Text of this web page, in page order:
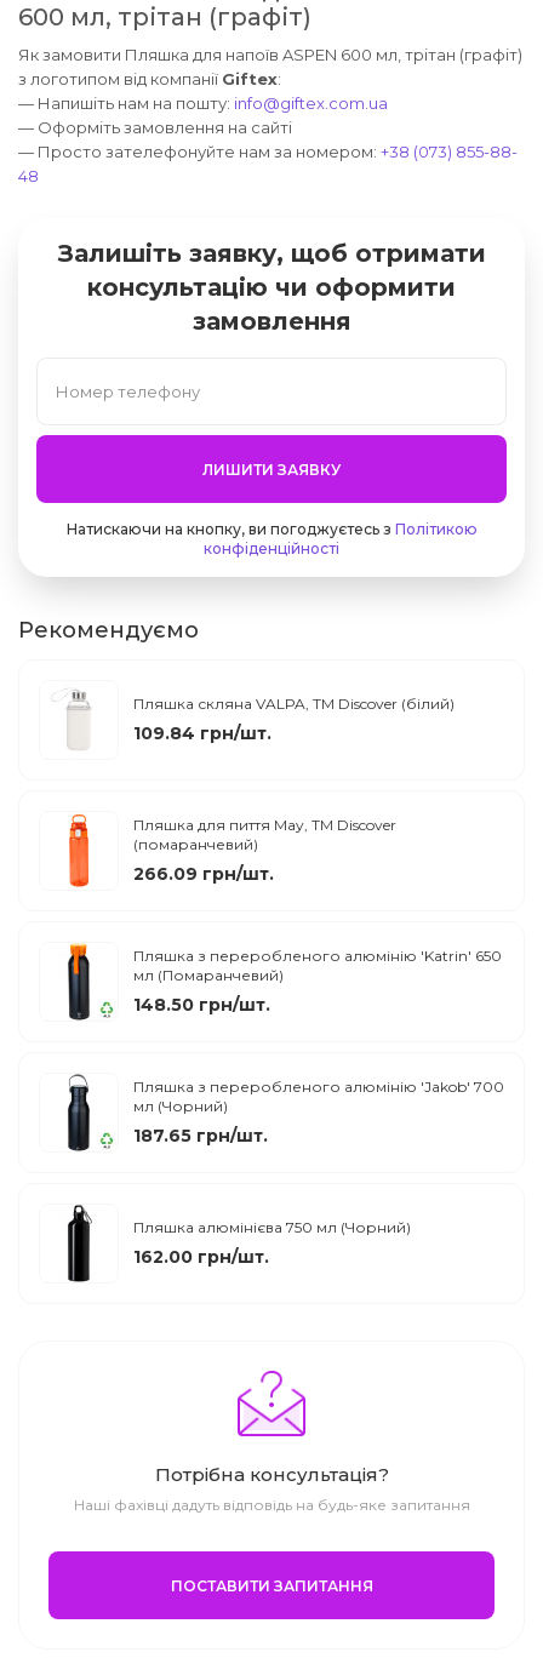
600 мл, трітан (графіт)
Як замовити Пляшка для напоїв ASPEN 600 мл, трітан (графіт)
з логотипом від компанії Giftex:
— Напишіть нам на пошту: info@giftex.com.ua
— Оформіть замовлення на сайті
— Просто зателефонуйте нам за номером: +38 (073) 855-88-
48
Залишіть заявку, щоб отримати
консультацію чи оформити
замовлення
ЛИШИТИ ЗАЯВКУ
Натискаючи на кнопку, ви погоджуєтесь з Політикою
конфіденційності
Рекомендуємо
Пляшка скляна VALPA, TM Discover (білий)
109.84 грн/шт.
Пляшка для пиття May, TM Discover
(помаранчевий)
266.09 грн/шт.
Пляшка з переробленого алюмінію 'Katrin' 650
мл (Помаранчевий)
148.50 грн/шт.
Пляшка з переробленого алюмінію 'Jakob' 700
мл (Чорний)
187.65 грн/шт.
Пляшка алюмінієва 750 мл (Чорний)
162.00 грн/шт.
Потрібна консультація?
Наші фахівці дадуть відповідь на будь-яке запитання
ПОСТАВИТИ ЗАПИТАННЯ